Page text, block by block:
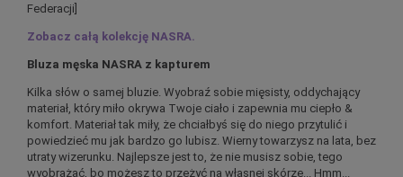
Federacji]
Zobacz całą kolekcję NASRA.
Bluza męska NASRA z kapturem
Kilka słów o samej bluzie. Wyobraź sobie mięsisty, oddychający
materiał, który miło okrywa Twoje ciało i zapewnia mu ciepło &
komfort. Materiał tak miły, że chciałbyś się do niego przytulić i
powiedzieć mu jak bardzo go lubisz. Wierny towarzysz na lata, bez
utraty wizerunku. Najlepsze jest to, że nie musisz sobie, tego
wyobrażać, bo możesz to przeżyć na własnej skórze... Hmm...